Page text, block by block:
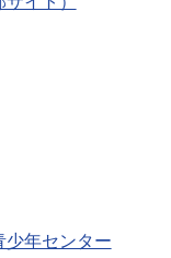
少年センター